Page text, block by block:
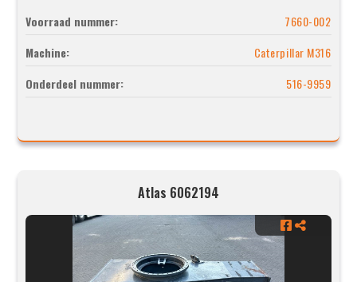
Voorraad nummer:
7660-002
Machine:
Caterpillar M316
Onderdeel nummer:
516-9959
Atlas 6062194